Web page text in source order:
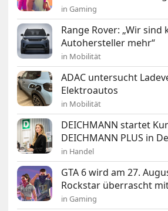
in Gaming
Range Rover: „Wir
Autohersteller mehr“
in Mobilität
ADAC untersucht
Elektroautos
in Mobilität
DEICHMANN startet
DEICHMANN PLUS in
in Handel
GTA 6 wird am 27.
Rockstar überrascht
in Gaming